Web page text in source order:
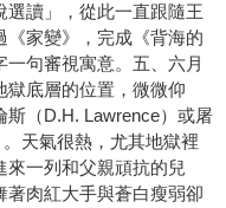
讀」，從此一直跟隨王
家變》，完成《背海的
句審視寓意。五、六月
獄底層的位置，微微仰
（D.H. Lawrence）或屠
天氣很熱，尤其地獄裡
來一列和父親頑抗的兒
肉紅大手與蒼白瘦弱卻